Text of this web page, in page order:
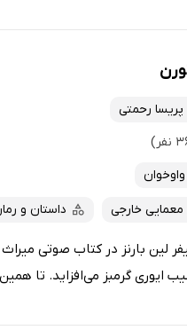
پریسا رحمتی
واوخوان
معمایی خارجی داستان و
لین بارنز در کتاب صوتی
ایوری گرمبز می‌افزاید. تا